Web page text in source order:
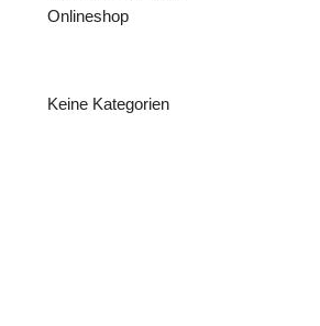
Onlineshop
Keine Kategorien